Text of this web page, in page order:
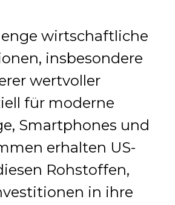
wirtschaftliche
insbesondere
wertvoller
für moderne
Smartphones und
erhalten US-
Rohstoffen,
in ihre